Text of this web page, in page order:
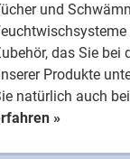
und
das Sie bei
Produkte
natürlich auch
»